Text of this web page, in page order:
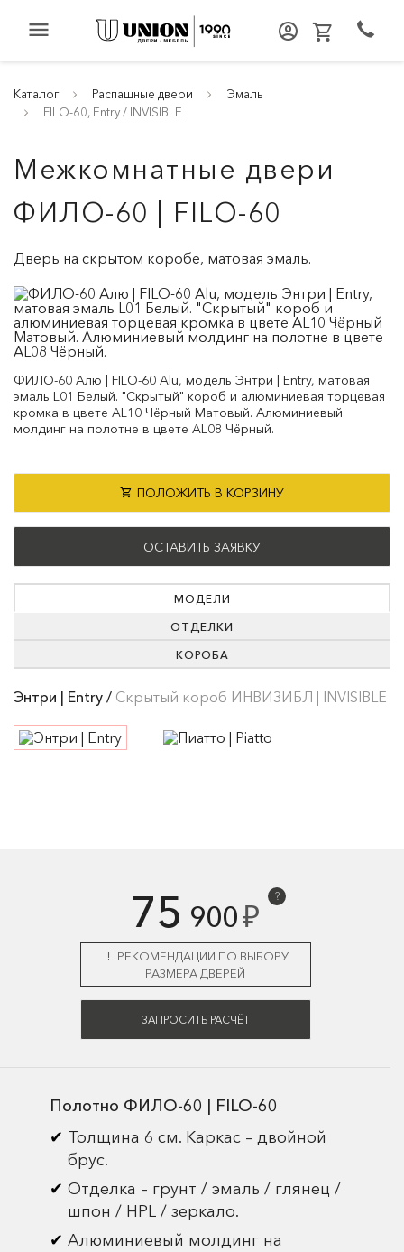
menu
Каталог Распашные двери
Эмаль
FILO-60, Entry / INVISIBLE
Межкомнатные двери
ФИЛО-60 | FILO-60
Дверь на скрытом коробе, матовая эмаль.
ФИЛО-60 Алю | FILO-60 Alu, модель Энтри | Entry, матовая
эмаль L01 Белый. "Скрытый" короб и алюминиевая торцевая
кромка в цвете AL10 Чёрный Матовый. Алюминиевый
молдинг на полотне в цвете AL08 Чёрный.
ПОЛОЖИТЬ В КОРЗИНУ
ОСТАВИТЬ ЗАЯВКУ
МОДЕЛИ
ОТДЕЛКИ
КОРОБА
Энтри | Entry / Скрытый короб ИНВИЗИБЛ | INVISIBLE
75 900₽
?
РЕКОМЕНДАЦИИ ПО ВЫБОРУ
РАЗМЕРА ДВЕРЕЙ
ЗАПРОСИТЬ РАСЧЁТ
Полотно ФИЛО-60 | FILO-60
Толщина 6 см. Каркас – двойной
брус.
Отделка – грунт / эмаль / глянец /
шпон / HPL / зеркало.
Алюминиевый молдинг на